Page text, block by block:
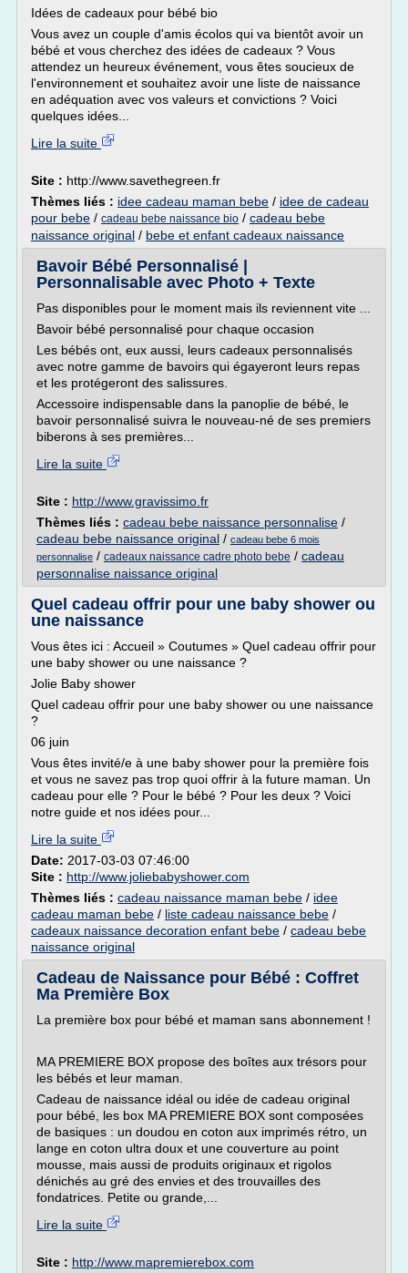
Idées de cadeaux pour bébé bio
Vous avez un couple d'amis écolos qui va bientôt avoir un
bébé et vous cherchez des idées de cadeaux ? Vous
attendez un heureux événement, vous êtes soucieux de
l'environnement et souhaitez avoir une liste de naissance
en adéquation avec vos valeurs et convictions ? Voici
quelques idées...
Lire la suite
Site : http://www.savethegreen.fr
Thèmes liés : idee cadeau maman bebe / idee de cadeau
pour bebe / cadeau bebe naissance bio / cadeau bebe
naissance original / bebe et enfant cadeaux naissance
Bavoir Bébé Personnalisé |
Personnalisable avec Photo + Texte
Pas disponibles pour le moment mais ils reviennent vite ...
Bavoir bébé personnalisé pour chaque occasion
Les bébés ont, eux aussi, leurs cadeaux personnalisés
avec notre gamme de bavoirs qui égayeront leurs repas
et les protégeront des salissures.
Accessoire indispensable dans la panoplie de bébé, le
bavoir personnalisé suivra le nouveau-né de ses premiers
biberons à ses premières...
Lire la suite
Site : http://www.gravissimo.fr
Thèmes liés : cadeau bebe naissance personnalise /
cadeau bebe naissance original / cadeau bebe 6 mois
personnalise / cadeaux naissance cadre photo bebe / cadeau
personnalise naissance original
Quel cadeau offrir pour une baby shower ou
une naissance
Vous êtes ici : Accueil » Coutumes » Quel cadeau offrir pour
une baby shower ou une naissance ?
Jolie Baby shower
Quel cadeau offrir pour une baby shower ou une naissance
?
06 juin
Vous êtes invité/e à une baby shower pour la première fois
et vous ne savez pas trop quoi offrir à la future maman. Un
cadeau pour elle ? Pour le bébé ? Pour les deux ? Voici
notre guide et nos idées pour...
Lire la suite
Date: 2017-03-03 07:46:00
Site : http://www.joliebabyshower.com
Thèmes liés : cadeau naissance maman bebe / idee
cadeau maman bebe / liste cadeau naissance bebe /
cadeaux naissance decoration enfant bebe / cadeau bebe
naissance original
Cadeau de Naissance pour Bébé : Coffret
Ma Première Box
La première box pour bébé et maman sans abonnement !
MA PREMIERE BOX propose des boîtes aux trésors pour
les bébés et leur maman.
Cadeau de naissance idéal ou idée de cadeau original
pour bébé, les box MA PREMIERE BOX sont composées
de basiques : un doudou en coton aux imprimés rétro, un
lange en coton ultra doux et une couverture au point
mousse, mais aussi de produits originaux et rigolos
dénichés au gré des envies et des trouvailles des
fondatrices. Petite ou grande,...
Lire la suite
Site : http://www.mapremierebox.com